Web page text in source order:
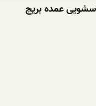
عمده بریج